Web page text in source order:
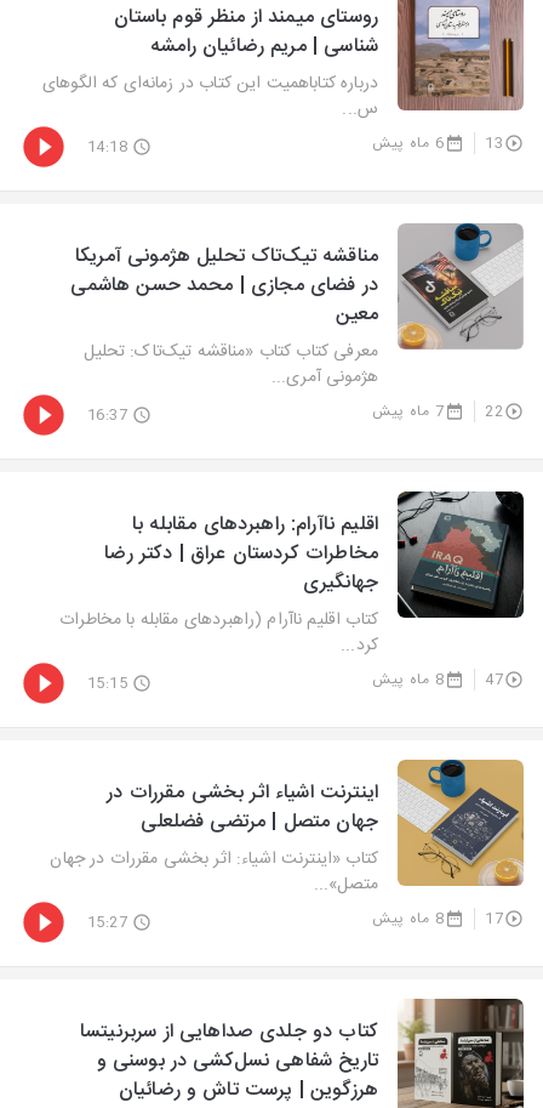
روستای ميمند از منظر قوم باستان
شناسی | مریم رضائیان رامشه
درباره کتاباهمیت این کتاب در زمانه‌ای که الگوهای
س...
13 6 ماه پیش 14:18
‏‫مناقشه تیک‌‌تاک تحلیل هژمونی آمریکا
در فضای مجازی‏‫ | محمد حسن هاشمی‌
معین
معرفی کتاب کتاب «مناقشه تیک‌تاک: تحلیل
هژمونی آمری...
22 7 ماه پیش 16:37
اقلیم ناآرام: راهبردهای مقابله با
مخاطرات کردستان عراق | دکتر رضا
جهانگیری
کتاب اقلیم ناآرام (راهبردهای مقابله با مخاطرات
کرد...
47 8 ماه پیش 15:15
اینترنت اشیاء اثر بخشی مقررات در
جهان متصل | مرتضی فضلعلی
کتاب «اینترنت اشیاء: اثر بخشی مقررات در جهان
متصل»...
17 8 ماه پیش 15:27
کتاب دو جلدی صداهایی از سربرنیتسا
تاریخ شفاهی نسل‌کشی در بوسنی و
هرزگوین | پرست تاش و رضائیان